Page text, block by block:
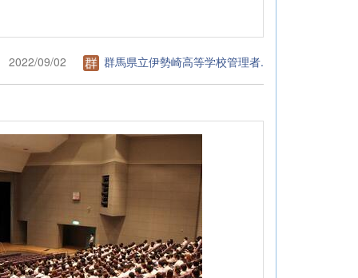
2022/09/02 群馬県立伊勢崎高等学校管理者.